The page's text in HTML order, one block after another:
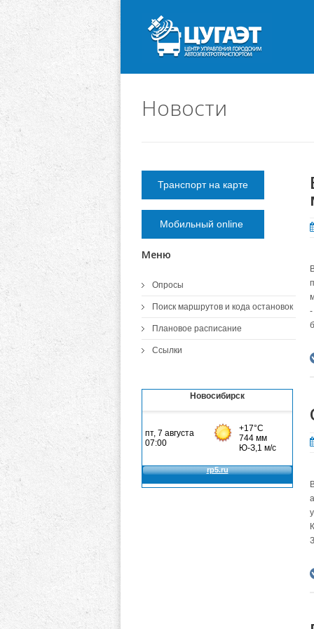
Новости
-
Транспорт на карте
Мобильный online
Меню
Опросы
Поиск маршрутов и кода остановок
Плановое расписание
Ссылки
Новосибирск